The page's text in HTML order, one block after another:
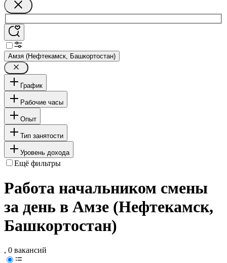
Амзя (Нефтекамск, Башкортостан)
График
Рабочие часы
Опыт
Тип занятости
Уровень дохода
Ещё фильтры
Работа начальником смены
за день в Амзе (Нефтекамск,
Башкортостан)
, 0 вакансий